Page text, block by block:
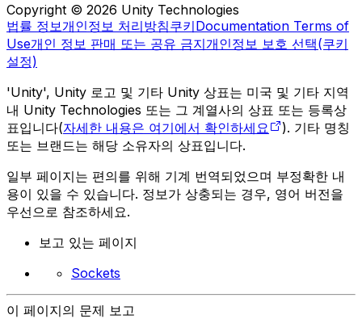
Copyright © 2026 Unity Technologies
법률 정보개인정보 처리방침쿠키Documentation Terms of
Use개인 정보 판매 또는 공유 금지개인정보 보호 선택(쿠키
설정)
'Unity', Unity 로고 및 기타 Unity 상표는 미국 및 기타 지역
내 Unity Technologies 또는 그 계열사의 상표 또는 등록상
표입니다(자세한 내용은 여기에서 확인하세요
). 기타 명칭
또는 브랜드는 해당 소유자의 상표입니다.
일부 페이지는 편의를 위해 기계 번역되었으며 부정확한 내
용이 있을 수 있습니다. 정보가 상충되는 경우, 영어 버전을
우선으로 참조하세요.
보고 있는 페이지
Sockets
이 페이지의 문제 보고